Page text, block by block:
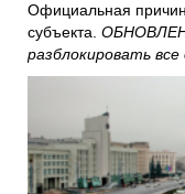
Официальная
субъекта.
разблокировать